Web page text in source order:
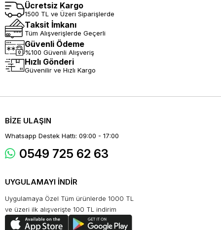
Ücretsiz Kargo
1500 TL ve Üzeri Siparişlerde
Taksit İmkanı
Tüm Alışverişlerde Geçerli
Güvenli Ödeme
%100 Güvenli Alışveriş
Hızlı Gönderi
Güvenilir ve Hızlı Kargo
BİZE ULAŞIN
Whatsapp Destek Hattı: 09:00 - 17:00
0549 725 62 63
UYGULAMAYI İNDİR
Uygulamaya Özel Tüm ürünlerde 1000 TL
ve üzeri ilk alışverişte 100 TL indirim